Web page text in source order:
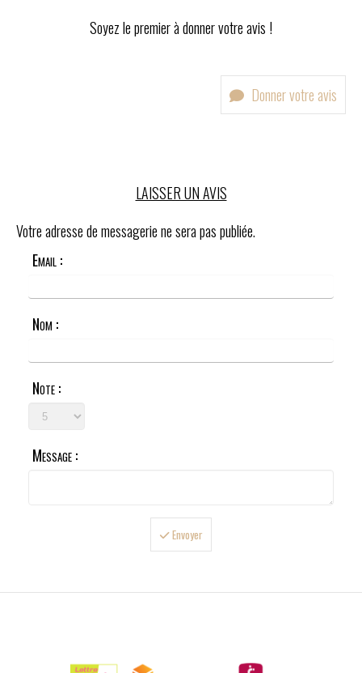
Soyez le premier à donner votre avis !
Donner votre avis
LAISSER UN AVIS
Votre adresse de messagerie ne sera pas publiée.
Email :
Nom :
Note :
Message :
Envoyer